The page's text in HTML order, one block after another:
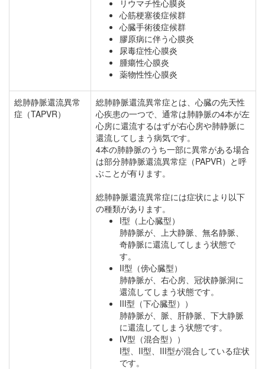
リウマチ性心膜炎
心筋梗塞後症候群
心臓手術後症候群
膠原病に伴う心膜炎
尿毒症性心膜炎
腫瘍性心膜炎
薬物性性心膜炎
総肺静脈還流異常
症（TAPVR）
総肺静脈還流異常症とは、心臓の先天性
心疾患の一つで、通常は肺静脈の4本が左
心房に還流するはずが右心房や肺静脈に
還流してしまう病気です。
4本の肺静脈のうち一部に異常がある場合
は部分肺静脈還流異常症（PAPVR）と呼
ぶことが有ります。
総肺静脈還流異常症には症状により以下
の種類があります。
I型（上心臓型）
肺静脈が、上大静脈、無名静脈、
奇静脈に還流してしまう状態で
す。
II型（傍心臓型）
肺静脈が、右心房、冠状静脈洞に
還流してしまう状態です。
III型（下心臓型））
肺静脈が、脈、肝静脈、下大静脈
に還流してしまう状態です。
IV型（混合型））
I型、II型、III型が混合している症状
です。